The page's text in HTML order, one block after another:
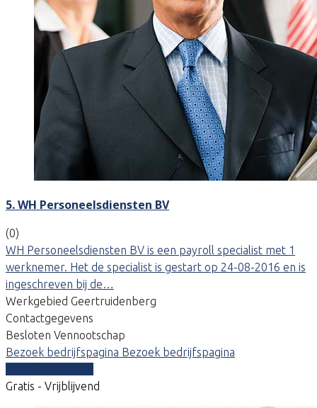
5. WH Personeelsdiensten BV
(0)
WH Personeelsdiensten BV is een payroll specialist met 1
werknemer. Het de specialist is gestart op 24-08-2016 en is
ingeschreven bij de…
Werkgebied Geertruidenberg
Contactgegevens
Besloten Vennootschap
Bezoek bedrijfspagina Bezoek bedrijfspagina
Gratis - Vrijblijvend